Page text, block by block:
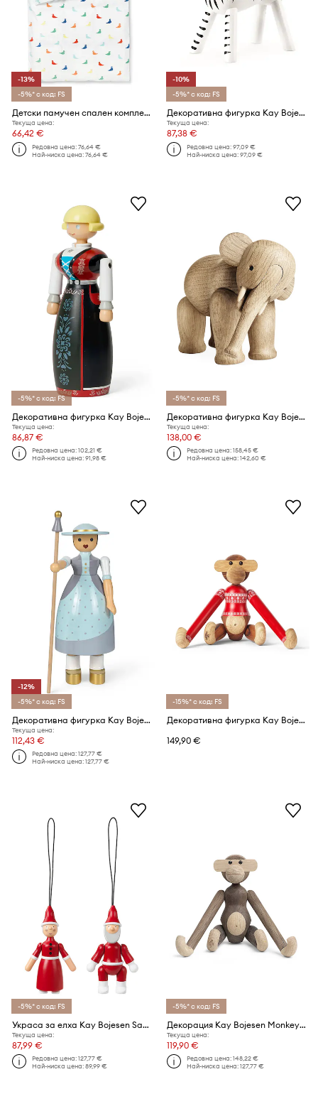
-13%
-5%* с код: FS
Детски памучен спален комплект Kay Bojesen Songbird junior 100 x 140 / 40 x 60 cm.
Текуща цена:
66,42 €
Редовна цена:76,64 €
Най-ниска цена:76,64 €
-10%
-5%* с код: FS
Декоративна фигурка Kay Bojesen Zebra 14 cm
Текуща цена:
87,38 €
Редовна цена:97,09 €
Най-ниска цена:97,09 €
-5%* с код: FS
Декоративна фигурка Kay Bojesen
Текуща цена:
86,87 €
Редовна цена:102,21 €
Най-ниска цена:91,98 €
-5%* с код: FS
Декоративна фигурка Kay Bojesen S
Текуща цена:
138,00 €
Редовна цена:158,45 €
Най-ниска цена:142,60 €
-12%
-5%* с код: FS
Декоративна фигурка Kay Bojesen
Текуща цена:
112,43 €
Редовна цена:127,77 €
Най-ниска цена:127,77 €
-15%* с код: FS
Декоративна фигурка Kay Bojesen Monkey Christmas Jumper 2024 S
149,90 €
-5%* с код: FS
Украса за елха Kay Bojesen Santa Claus and Santa Clara (2 броя)
Текуща цена:
87,99 €
Редовна цена:127,77 €
Най-ниска цена:89,99 €
-5%* с код: FS
Декорация Kay Bojesen Monkey small
Текуща цена:
119,90 €
Редовна цена:148,22 €
Най-ниска цена:127,77 €